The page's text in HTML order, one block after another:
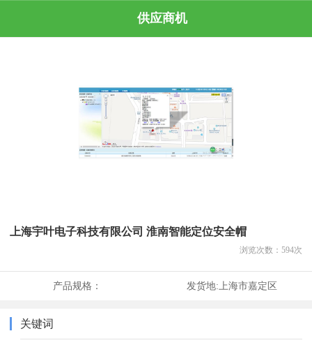
供应商机
上海宇叶电子科技有限公司 淮南智能定位安全帽
浏览次数： 594次
产品规格： 发货地:上海市嘉定区
关键词